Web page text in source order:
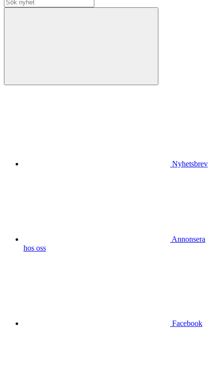
Nyhetsbrev
Annonsera
hos oss
Facebook